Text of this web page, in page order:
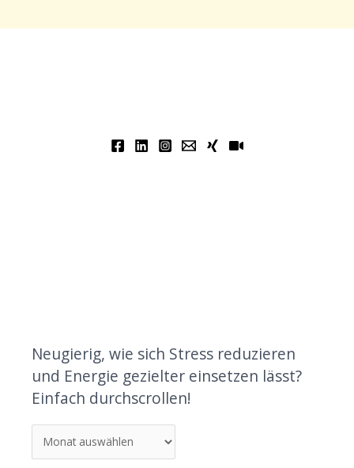
Neugierig, wie sich Stress reduzieren
und Energie gezielter einsetzen lässt?
Einfach durchscrollen!